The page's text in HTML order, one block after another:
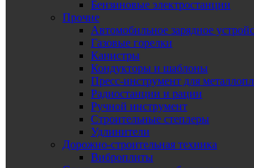
Бензиновые электростанции
Прочие
Автомобильное зарядное
Газовые горелки
Канистры
Кондукторы и шаблоны
Пресс-инструмент для
Радиостанции и рации
Ручной инструмент
Строительные степлеры
Удлинители
Дорожно-строительная техника
Виброплиты